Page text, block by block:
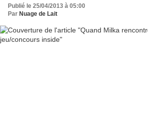
Publié le 25/04/2013 à 05:00
Par Nuage de Lait